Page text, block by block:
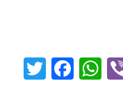
T
wi
F
a
W
h